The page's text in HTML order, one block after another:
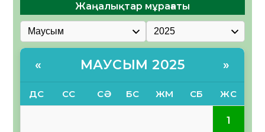
Жаңалықтар мұрағаты
« МАУСЫМ 2025 »
ДС СС СӘ БС ЖМ СБ ЖС
1